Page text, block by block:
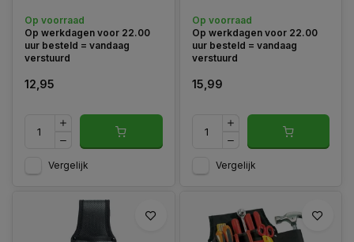
aan ieder type riem.
Op voorraad
Op werkdagen voor 22.00
uur besteld = vandaag
verstuurd
12,95
Vergelijk
robuuste kwaliteit.
Op voorraad
Op werkdagen voor 22.00
uur besteld = vandaag
verstuurd
15,99
Vergelijk